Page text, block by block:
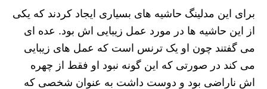
برای این مدلینگ حاشیه های بسیاری ایجاد کردند که یکی
از این حاشیه ها در مورد عمل زیبایی اش بود. عده ای
می گفتند چون او یک ترنس است که عمل های زیبایی
می کند در صورتی که این گونه نبود او فقط از چهره
اش ناراضی بود و دوست داشت به عنوان شخصی که